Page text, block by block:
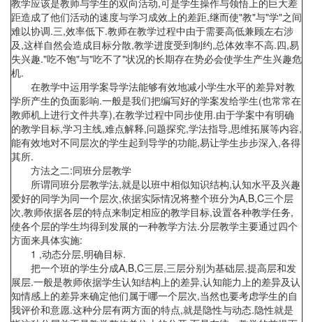
教学应该是教师与学生的双向活动,可是学生操作与领悟上的巨大差
距造成了他们活动的速度与学习成效上的差距,继而使"教"与"学"之间
难以协调.三,效率低下.教师在教学过程中由于需要高低兼顾左右涉
及,这样自然会造成目标分散,教学进度受到制约,总体效率不高.四,易
失兴趣."吃不饱"与"吃不了"状况的长期存在势必会使学生产生兴趣危
机.
在教学中运用学案导学法能够有效地减小学生水平的差异对教
学所产生的负面影响.一般是我们把编写好的学案发给学生(也常常在
教师机上进行文件共享),在教学过程中同步使用.由于学案中有明确
的教学目标,学习主线,难点解释,问题探究,学法指导,思维拓展等内容,
能有效地对不同层次的学生起到导学的功能,易让学生步步深入,各得
其所.
方法之二:同班分层教学
所谓同班分层教学法,就是以班中相似知识结构,认知水平及兴趣
爱好的同学为同一个层次,依据实际情况将整个班分为A,B,C三个层
次,教师依据各层的特点来制定相应的教学目标,设置各种教学任务,
使各个层的学生均得到发展的一种教学方法.分层教学主要通过四个
方面来具体实施:
1 ,动态分层,明确目标.
把一个班的学生分成A,B,C三层,三层分别为基础层,提高层和发
展层.一般是教师依据学生认知结构上的差异,认知能力上的差异及认
知情感上的差异来确定他们属于哪一个层次,当然也要考虑学生的自
我评价和意愿.这种分层有两方面的特点,就是隐性与动态.隐性就是